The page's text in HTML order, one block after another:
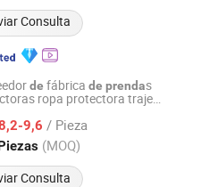
Consulta
de fábrica de prendas
ropa protectora traje
9,6 / Pieza
(MOQ)
Consulta
Technology Co.,
Desde 2024